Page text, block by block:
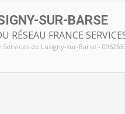
SUR-BARSE
RÉSEAU FRANCE
Services de Lusigny-sur-Barse -